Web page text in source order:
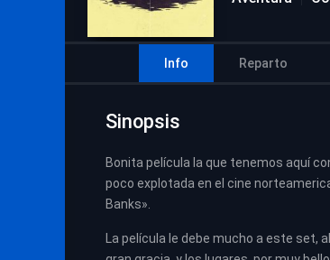
Info Reparto
Sinopsis
Bonita película la que tenemos aquí
poco explotada en el cine
Banks».
La película le debe mucho a este set,